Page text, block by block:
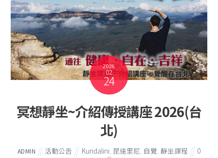
2026
02
24
冥想靜坐~介紹傳授講座 2026(台
北)
ADMIN 活動公告 Kundalini 昆達里尼 自覺 靜坐課程 0